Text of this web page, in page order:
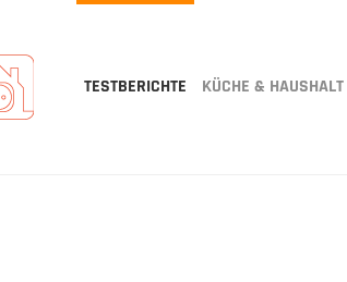
TESTBERICHTE KÜCHE & HAUSHALT